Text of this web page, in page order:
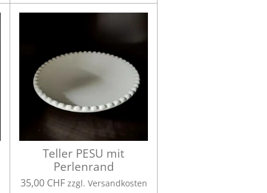
Teller PESU mit
Perlenrand
35,00 CHF zzgl. Versandkosten